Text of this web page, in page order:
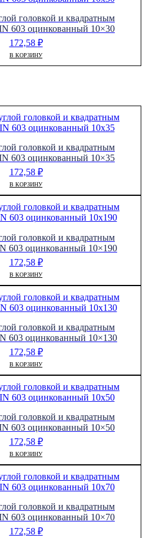
головкой и квадратным
603 оцинкованный 10×30
172,58 ₽
В КОРЗИНУ
головкой и квадратным
603 оцинкованный 10×35
172,58 ₽
В КОРЗИНУ
головкой и квадратным
603 оцинкованный 10×190
172,58 ₽
В КОРЗИНУ
головкой и квадратным
603 оцинкованный 10×130
172,58 ₽
В КОРЗИНУ
головкой и квадратным
603 оцинкованный 10×50
172,58 ₽
В КОРЗИНУ
головкой и квадратным
603 оцинкованный 10×70
172,58 ₽